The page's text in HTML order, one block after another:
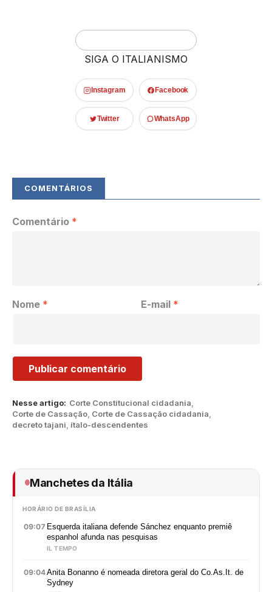
SIGA O ITALIANISMO
Instagram Facebook
Twitter WhatsApp
Nesse artigo: Corte Constitucional cidadania
Corte de Cassação Corte de Cassação cidadania
decreto tajani ítalo-descendentes
Comentário *
Nome * E-mail *
Manchetes da Itália
HORÁRIO DE BRASÍLIA
09:07 Esquerda italiana defende Sánchez enquanto premiê
espanhol afunda nas pesquisas
IL TEMPO
09:04Anita Bonanno é nomeada diretora geral do Co.As.It. de
Sydney